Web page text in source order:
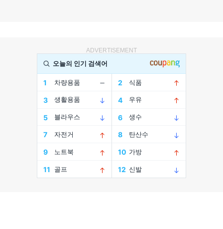
ADVERTISEMENT